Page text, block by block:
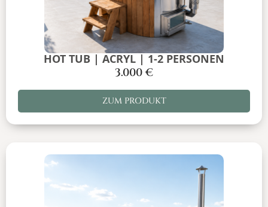
HOT TUB | ACRYL | 1-2 PERSONEN
3.000€
ZUM PRODUKT